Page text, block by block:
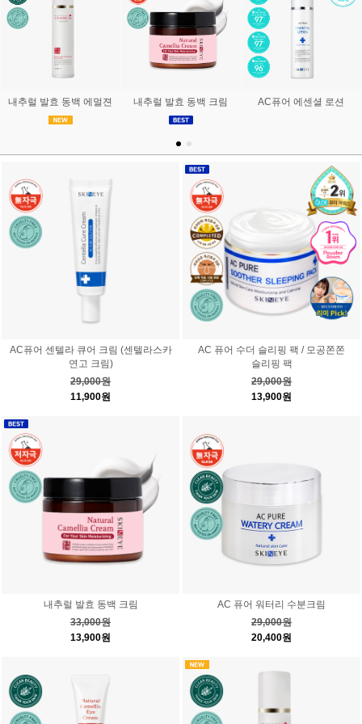
내추럴 발효 동백 에멀젼 내추럴 발효 동백 크림 AC퓨어 에센셜 로션
AC퓨어 센텔라 큐어 크림 (센텔라스카
연고 크림)
29,000원
11,900원
AC 퓨어 수더 슬리핑 팩 / 모공쫀쫀
슬리핑 팩
29,000원
13,900원
내추럴 발효 동백 크림
33,000원
13,900원
AC 퓨어 워터리 수분크림
29,000원
20,400원